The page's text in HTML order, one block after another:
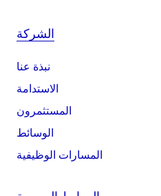
الشركة
نبذة عنا
الاستدامة
المستثمرون
الوسائط
المسارات الوظيفية